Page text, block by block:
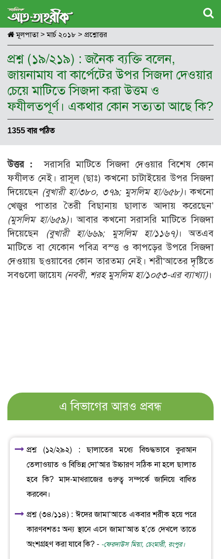
মূলপাতা> মার্চ ২০১৮ > প্রশ্নোত্তর
প্রশ্ন (১৯/২১৯) : জনৈক ব্যক্তি বলেন,
জায়নামায বা কার্পেটের উপর সিজদা দেওয়ার
চেয়ে মাটিতে সিজদা করা উত্তম ও
ফযীলতপূর্ণ। একথার কোন সত্যতা আছে কি?
1355 বার পঠিত
উত্তর : সরাসরি মাটিতে সিজদা দেওয়ার বিশেষ কোন
ফযীলত নেই। রাসূল (ছাঃ) কখনো চাটাইয়ের উপর সিজদা
দিয়েছেন (বুখারী হা/৩৮০, ৩৭৯; মুসলিম হা/৬৫৮)। কখনো
খেজুর পাতার তৈরী বিছানায় ছালাত আদায় করেছেন’
(মুসলিম হা/৬৫৯)। আবার কখনো সরাসরি মাটিতে সিজদা
দিয়েছেন (বুখারী হা/৬৬৯; মুসলিম হা/১১৬৭)। অতএব
মাটিতে বা যেকোন পবিত্র বস্ত্ত ও কাপড়ের উপরে সিজদা
দেওয়ায় ছওয়াবের কোন তারতম্য নেই। শরী‘আতের দৃষ্টিতে
সবগুলো জায়েয (নববী, শরহ মুসলিম হা/১০৫৩-এর ব্যাখ্যা)।
এ বিভাগের আরও প্রবন্ধ
প্রশ্ন (১২/২৯২) : ছালাতের মধ্যে বিশুদ্ধভাবে কুরআন
তেলাওয়াত ও বিভিন্ন দো‘আর উচ্চারণ সঠিক না হলে ছালাত
হবে কি? মাদ-মাখরাজের গুরুত্ব সম্পর্কে জানিয়ে বাধিত
করবেন।
প্রশ্ন (৩৪/১১৪) : ঈদের জামা‘আতে একবার শরীক হয়ে পরে
কারণবশতঃ অন্য স্থানে এসে জামা‘আত হ’তে দেখলে তাতে
অংশগ্রহণ করা যাবে কি? - -ফেরদাউস মিয়া, চেংমারী, রংপুর।